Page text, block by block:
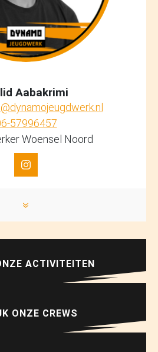
Aabakrimi
57996457
Woensel Noord
»
ACTIVITEITEN
ONZE CREWS